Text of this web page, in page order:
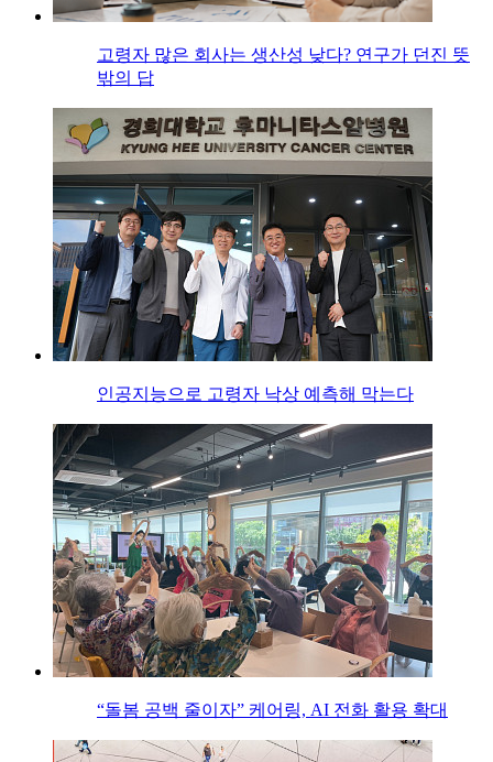
고령자 많은 회사는 생산성 낮다? 연구가 던진 뜻
밖의 답
인공지능으로 고령자 낙상 예측해 막는다
“돌봄 공백 줄이자” 케어링, AI 전화 활용 확대